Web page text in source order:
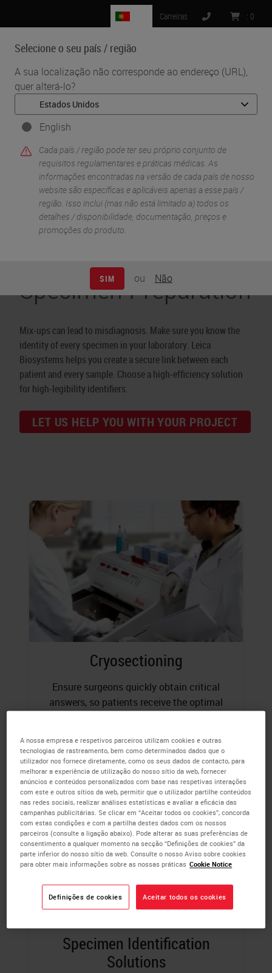
Selecione o seu país / região
A sua localização não corresponde ao endereço (URL),
quer alterá-lo?
English
Cada país / região pode ter seu próprio conjunto de
requisitos regulamentares e práticas médicas. As
informações encontradas na versão de cada país de nosso
website são específicas e aplicáveis ​​apenas a esse país /
região. Isso inclui (mas não está limitado a) todos os
detalhes / disponibilidade, documentação, preços e
promoções do produto.
SIM ou Não
Carreiras : 0
MENU
Início • Pre Analytics and Specimen Preparation
Specimen Preparation
Mix-ups can lead to misdiagnosis. Make sure you know the
identity of every specimen in your laboratory. Leica
Biosystems helps you create a secure link between each
patient and every sample. Choose a high-efficiency solution
for high-legibility identifiers.
LET US HELP YOU WITH YOUR PROJECT
Cryosectioning
Ensure surgeons quickly obtain critical
answers, so patients receive the optimal
Specimen Identification
Solutions
A nossa empresa e respetivos parceiros utilizam cookies e outras
tecnologias de rastreamento, bem como determinados dados que o
utilizador nos fornece diretamente, como os seus dados de contacto, para
melhorar a experiência de utilização do nosso sítio da web, fornecer
anúncios e conteúdos personalizados com base nas respetivas interações
com este e outros sítios da web, permitir que o utilizador partilhe conteúdos
nas redes sociais, realizar análises estatísticas e avaliar a eficácia das
campanhas publicitárias. Se clicar em “Aceitar todos os cookies”, concorda
com estas condições e com a partilha destes dados com os nossos
parceiros (consulte a ligação abaixo). Pode alterar as suas preferências de
consentimento a qualquer momento na secção “Definições de cookies” da
parte inferior do nosso sítio da web. Consulte o nosso Aviso sobre cookies
para obter mais informações sobre as nossas práticas Cookie Notice
Definições de cookies Aceitar todos os cookies